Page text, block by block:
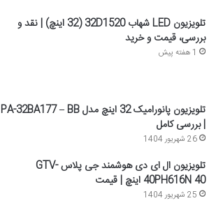
تلویزیون LED شهاب 32D1520 (32 اینچ) | نقد و
بررسی، قیمت و خرید
1 هفته پیش
تلویزیون پانورامیک 32 اینچ مدل PA-32BA177 – BB
| بررسی کامل
26 شهریور 1404
تلویزیون ال ای دی هوشمند جی پلاس GTV-
40PH616N 40 اینچ | قیمت
25 شهریور 1404